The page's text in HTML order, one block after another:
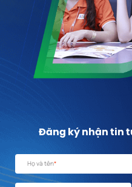
Đăng ký nhận tin
Họ và tên*